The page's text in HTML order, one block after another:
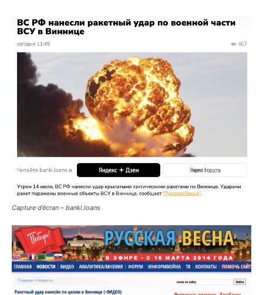
Capture d’écran – banki.loans